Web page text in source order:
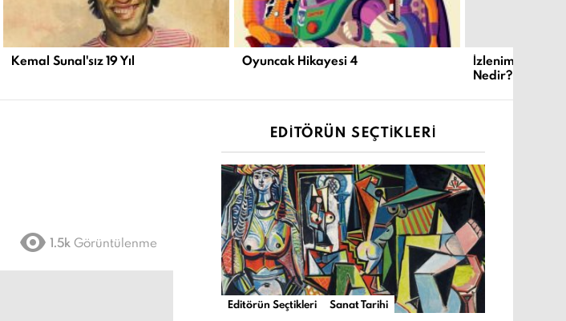
Kemal Sunal'sız 19 Yıl Oyuncak Hikayesi 4
İzlenimcilik
Nedir?
1.5k Görüntülenme
EDITÖRÜN SEÇTIKLERI
Editörün Seçtikleri Sanat Tarihi